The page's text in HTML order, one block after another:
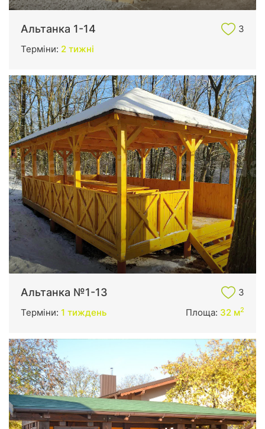
Альтанка 1-14
3
Терміни: 2 тижні
Альтанка №1-13
3
Терміни: 1 тиждень Площа: 32 м2